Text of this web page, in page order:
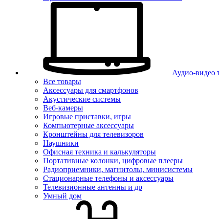
Аудио-видео
Все товары
Аксессуары для смартфонов
Акустические системы
Веб-камеры
Игровые приставки, игры
Компьютерные аксессуары
Кронштейны для телевизоров
Наушники
Офисная техника и калькуляторы
Портативные колонки, цифровые плееры
Радиоприемники, магнитолы, минисистемы
Стационарные телефоны и аксессуары
Телевизионные антенны и др
Умный дом